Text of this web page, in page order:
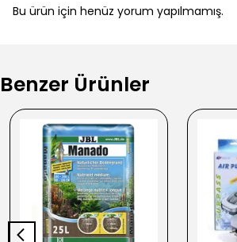
Bu ürün için henüz yorum yapılmamış.
Benzer Ürünler